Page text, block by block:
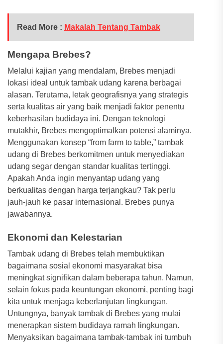
Read More : Makalah Tentang Tambak
Mengapa Brebes?
Melalui kajian yang mendalam, Brebes menjadi
lokasi ideal untuk tambak udang karena berbagai
alasan. Terutama, letak geografisnya yang strategis
serta kualitas air yang baik menjadi faktor penentu
keberhasilan budidaya ini. Dengan teknologi
mutakhir, Brebes mengoptimalkan potensi alaminya.
Menggunakan konsep “from farm to table,” tambak
udang di Brebes berkomitmen untuk menyediakan
udang segar dengan standar kualitas tertinggi.
Apakah Anda ingin menyantap udang yang
berkualitas dengan harga terjangkau? Tak perlu
jauh-jauh ke pasar internasional. Brebes punya
jawabannya.
Ekonomi dan Kelestarian
Tambak udang di Brebes telah membuktikan
bagaimana sosial ekonomi masyarakat bisa
meningkat signifikan dalam beberapa tahun. Namun,
selain fokus pada keuntungan ekonomi, penting bagi
kita untuk menjaga keberlanjutan lingkungan.
Untungnya, banyak tambak di Brebes yang mulai
menerapkan sistem budidaya ramah lingkungan.
Menyaksikan bagaimana tambak-tambak ini tumbuh